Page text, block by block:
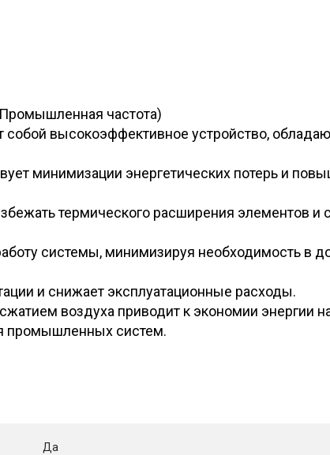
частота)
высокоэффективное устройство,
минимизации энергетических потерь и
термического расширения элементов и
системы, минимизируя необходимость в
и снижает эксплуатационные расходы.
воздуха приводит к экономии энергии
промышленных систем.
Да